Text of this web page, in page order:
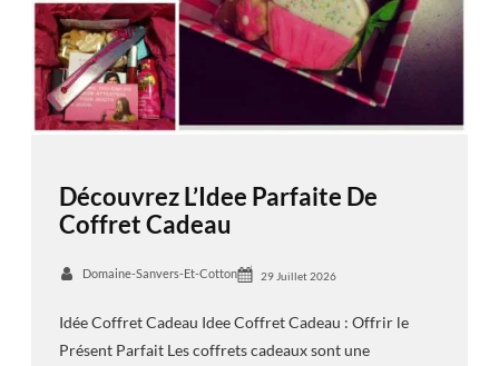
Découvrez L’Idee Parfaite De
Coffret Cadeau
Domaine-Sanvers-Et-Cotton 29 Juillet 2026
Idée Coffret Cadeau Idee Coffret Cadeau : Offrir le
Présent Parfait Les coffrets cadeaux sont une